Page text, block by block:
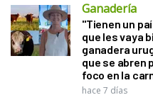
Ganadería
"Tienen un
que les vaya
ganadera
que se abren
foco en la
hace 7 días